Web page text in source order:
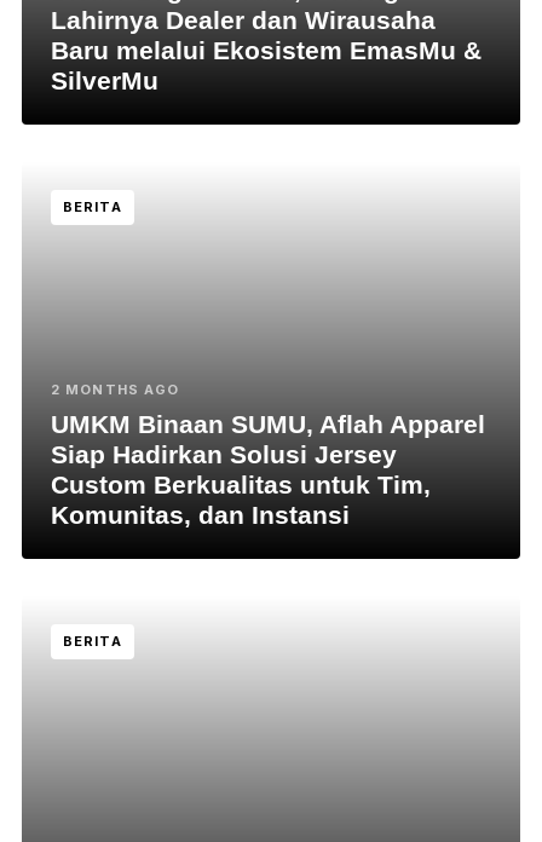
Lahirnya Dealer dan Wirausaha
Baru melalui Ekosistem EmasMu &
SilverMu
BERITA
2 MONTHS AGO
UMKM Binaan SUMU, Aflah Apparel
Siap Hadirkan Solusi Jersey
Custom Berkualitas untuk Tim,
Komunitas, dan Instansi
BERITA